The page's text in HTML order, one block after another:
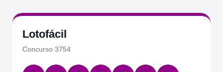
Lotofácil
Concurso 3754